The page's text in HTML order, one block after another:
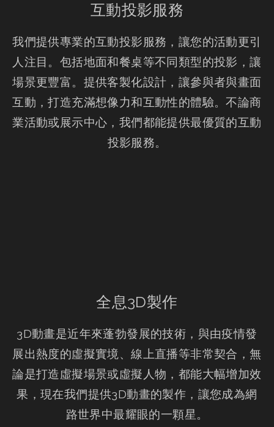
互動投影服務
我們提供專業的互動投影服務，讓您的活動更引
人注目。包括地面和餐桌等不同類型的投影，讓
場景更豐富。提供客製化設計，讓參與者與畫面
互動，打造充滿想像力和互動性的體驗。不論商
業活動或展示中心，我們都能提供最優質的互動
投影服務。
全息3D製作
3D動畫是近年來蓬勃發展的技術，與由疫情發
展出熱度的虛擬實境、線上直播等非常契合，無
論是打造虛擬場景或虛擬人物，都能大幅增加效
果，現在我們提供3D動畫的製作，讓您成為網
路世界中最耀眼的一顆星。